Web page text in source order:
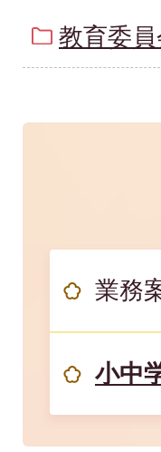
教育委
業務
小中